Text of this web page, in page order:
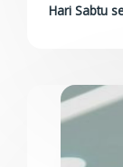
Hari Sabtu